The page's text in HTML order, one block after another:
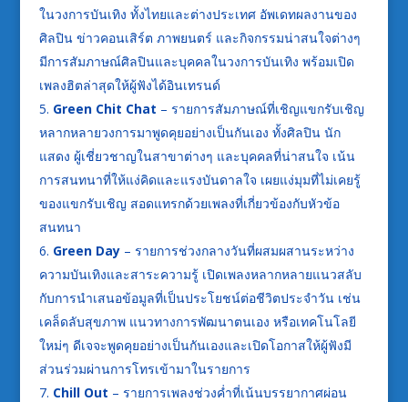
ในวงการบันเทิง ทั้งไทยและต่างประเทศ อัพเดทผลงานของ
ศิลปิน ข่าวคอนเสิร์ต ภาพยนตร์ และกิจกรรมน่าสนใจต่างๆ
มีการสัมภาษณ์ศิลปินและบุคคลในวงการบันเทิง พร้อมเปิด
เพลงฮิตล่าสุดให้ผู้ฟังได้อินเทรนด์
Green Chit Chat – รายการสัมภาษณ์ที่เชิญแขกรับเชิญ
หลากหลายวงการมาพูดคุยอย่างเป็นกันเอง ทั้งศิลปิน นัก
แสดง ผู้เชี่ยวชาญในสาขาต่างๆ และบุคคลที่น่าสนใจ เน้น
การสนทนาที่ให้แง่คิดและแรงบันดาลใจ เผยแง่มุมที่ไม่เคยรู้
ของแขกรับเชิญ สอดแทรกด้วยเพลงที่เกี่ยวข้องกับหัวข้อ
สนทนา
Green Day– รายการช่วงกลางวันที่ผสมผสานระหว่าง
ความบันเทิงและสาระความรู้ เปิดเพลงหลากหลายแนวสลับ
กับการนำเสนอข้อมูลที่เป็นประโยชน์ต่อชีวิตประจำวัน เช่น
เคล็ดลับสุขภาพ แนวทางการพัฒนาตนเอง หรือเทคโนโลยี
ใหม่ๆ ดีเจจะพูดคุยอย่างเป็นกันเองและเปิดโอกาสให้ผู้ฟังมี
ส่วนร่วมผ่านการโทรเข้ามาในรายการ
Chill Out – รายการเพลงช่วงค่ำที่เน้นบรรยากาศผ่อน